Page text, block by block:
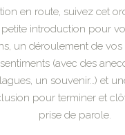
en route, suivez cet
introduction pour
un déroulement de vos
(avec des
un souvenir…) et
pour terminer et
prise de parole.